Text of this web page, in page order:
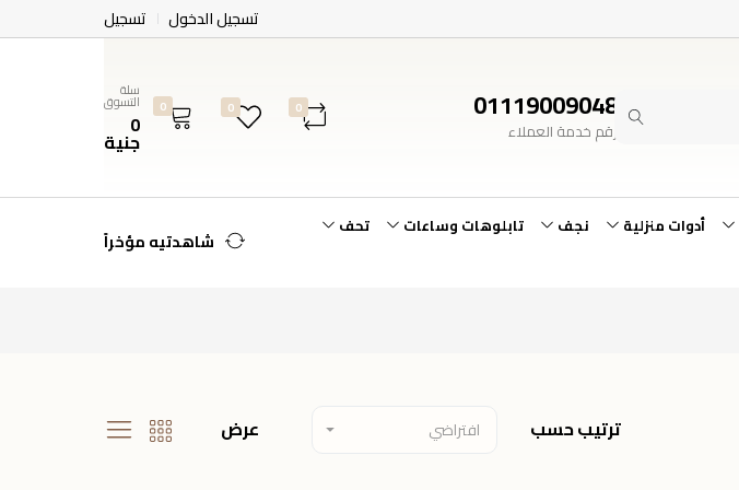
تسجيل الدخول تسجيل
01119009048
رقم خدمة العملاء
0
0
0
سلة
التسوق
0
جنية
أدوات منزلية نجف تابلوهات وساعات
تحف
شاهدتيه مؤخراً
ترتيب حسب افتراضي عرض